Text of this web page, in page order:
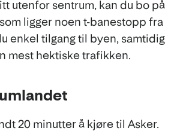
utenfor sentrum, kan du bo på
ligger noen t-banestopp fra
enkel tilgang til byen, samtidig
mest hektiske trafikken.
20 minutter å kjøre til Asker.